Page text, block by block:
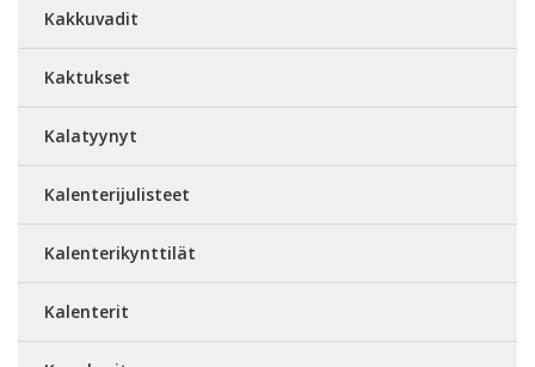
Kakkuvadit
Kaktukset
Kalatyynyt
Kalenterijulisteet
Kalenterikynttilät
Kalenterit